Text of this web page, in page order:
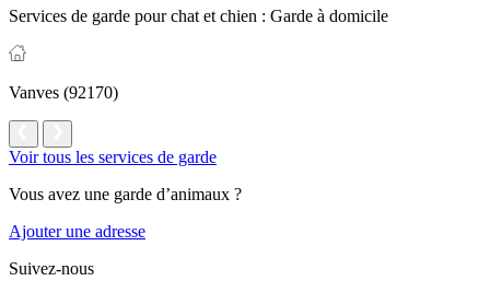
Services de garde pour chat et chien : Garde à domicile
Vanves (92170)
Voir tous les services de garde
Vous avez une garde d’animaux ?
Ajouter une adresse
Suivez-nous